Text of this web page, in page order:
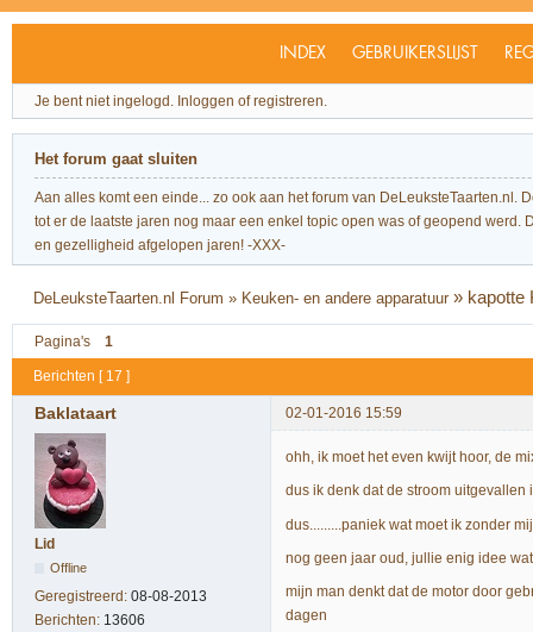
INDEX GEBRUIKERSLIJST
Je bent niet ingelogd. Inloggen of registreren.
Het forum gaat sluiten
Aan alles komt een einde... zo ook aan het forum van
tot er de laatste jaren nog maar een enkel topic open was of geopend
en gezelligheid afgelopen jaren! -XXX-
DeLeuksteTaarten.nl Forum » Keuken- en andere apparatuur » kapotte
Pagina's 1
Berichten [ 17 ]
Baklataart 02-01-2016 15:59
Lid
Offline
Geregistreerd: 08-08-2013
Berichten: 13606
ohh, ik moet het even kwijt hoor, de
dus ik denk dat de stroom
dus.........paniek wat moet ik zonder
nog geen jaar oud, jullie enig idee
mijn man denkt dat de motor door
dagen